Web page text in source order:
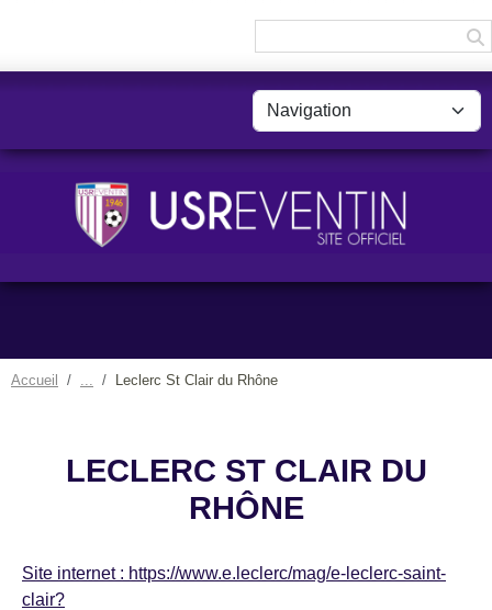
Accueil Leclerc St Clair du Rhône
LECLERC ST CLAIR DU
RHÔNE
Site internet : https://www.e.leclerc/mag/e-leclerc-saint-
clair?